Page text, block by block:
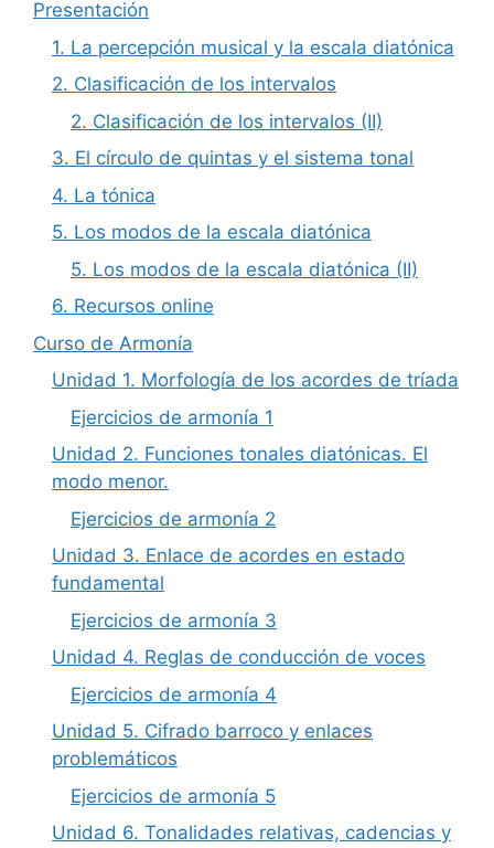
Presentación
1. La percepción musical y la escala diatónica
2. Clasificación de los intervalos
2. Clasificación de los intervalos (II)
3. El círculo de quintas y el sistema tonal
4. La tónica
5. Los modos de la escala diatónica
5. Los modos de la escala diatónica (II)
6. Recursos online
Curso de Armonía
Unidad 1. Morfología de los acordes de tríada
Ejercicios de armonía 1
Unidad 2. Funciones tonales diatónicas. El
modo menor.
Ejercicios de armonía 2
Unidad 3. Enlace de acordes en estado
fundamental
Ejercicios de armonía 3
Unidad 4. Reglas de conducción de voces
Ejercicios de armonía 4
Unidad 5. Cifrado barroco y enlaces
problemáticos
Ejercicios de armonía 5
Unidad 6. Tonalidades relativas, cadencias y